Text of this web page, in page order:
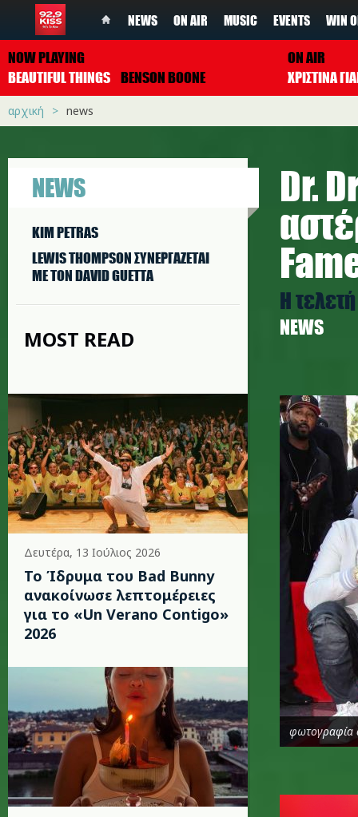
NEWS ON AIR MUSIC EVENTS WIN
NOW PLAYING
BEAUTIFUL THINGS BENSON BOONE
ON AIR
ΧΡΙΣΤΙΝΑ
αρχική news
NEWS
KIM PETRAS
LEWIS THOMPSON ΣΥΝΕΡΓAΖΕΤΑΙ
ΜΕ ΤΟΝ DAVID GUETTA
MOST READ
Δευτέρα, 13 Ιούλιος 2026
Το Ίδρυμα του Bad Bunny
ανακοίνωσε λεπτομέρειες
για το «Un Verano Contigo»
2026
Dr.
Η
NEWS
d.jpg
φωτογραφία